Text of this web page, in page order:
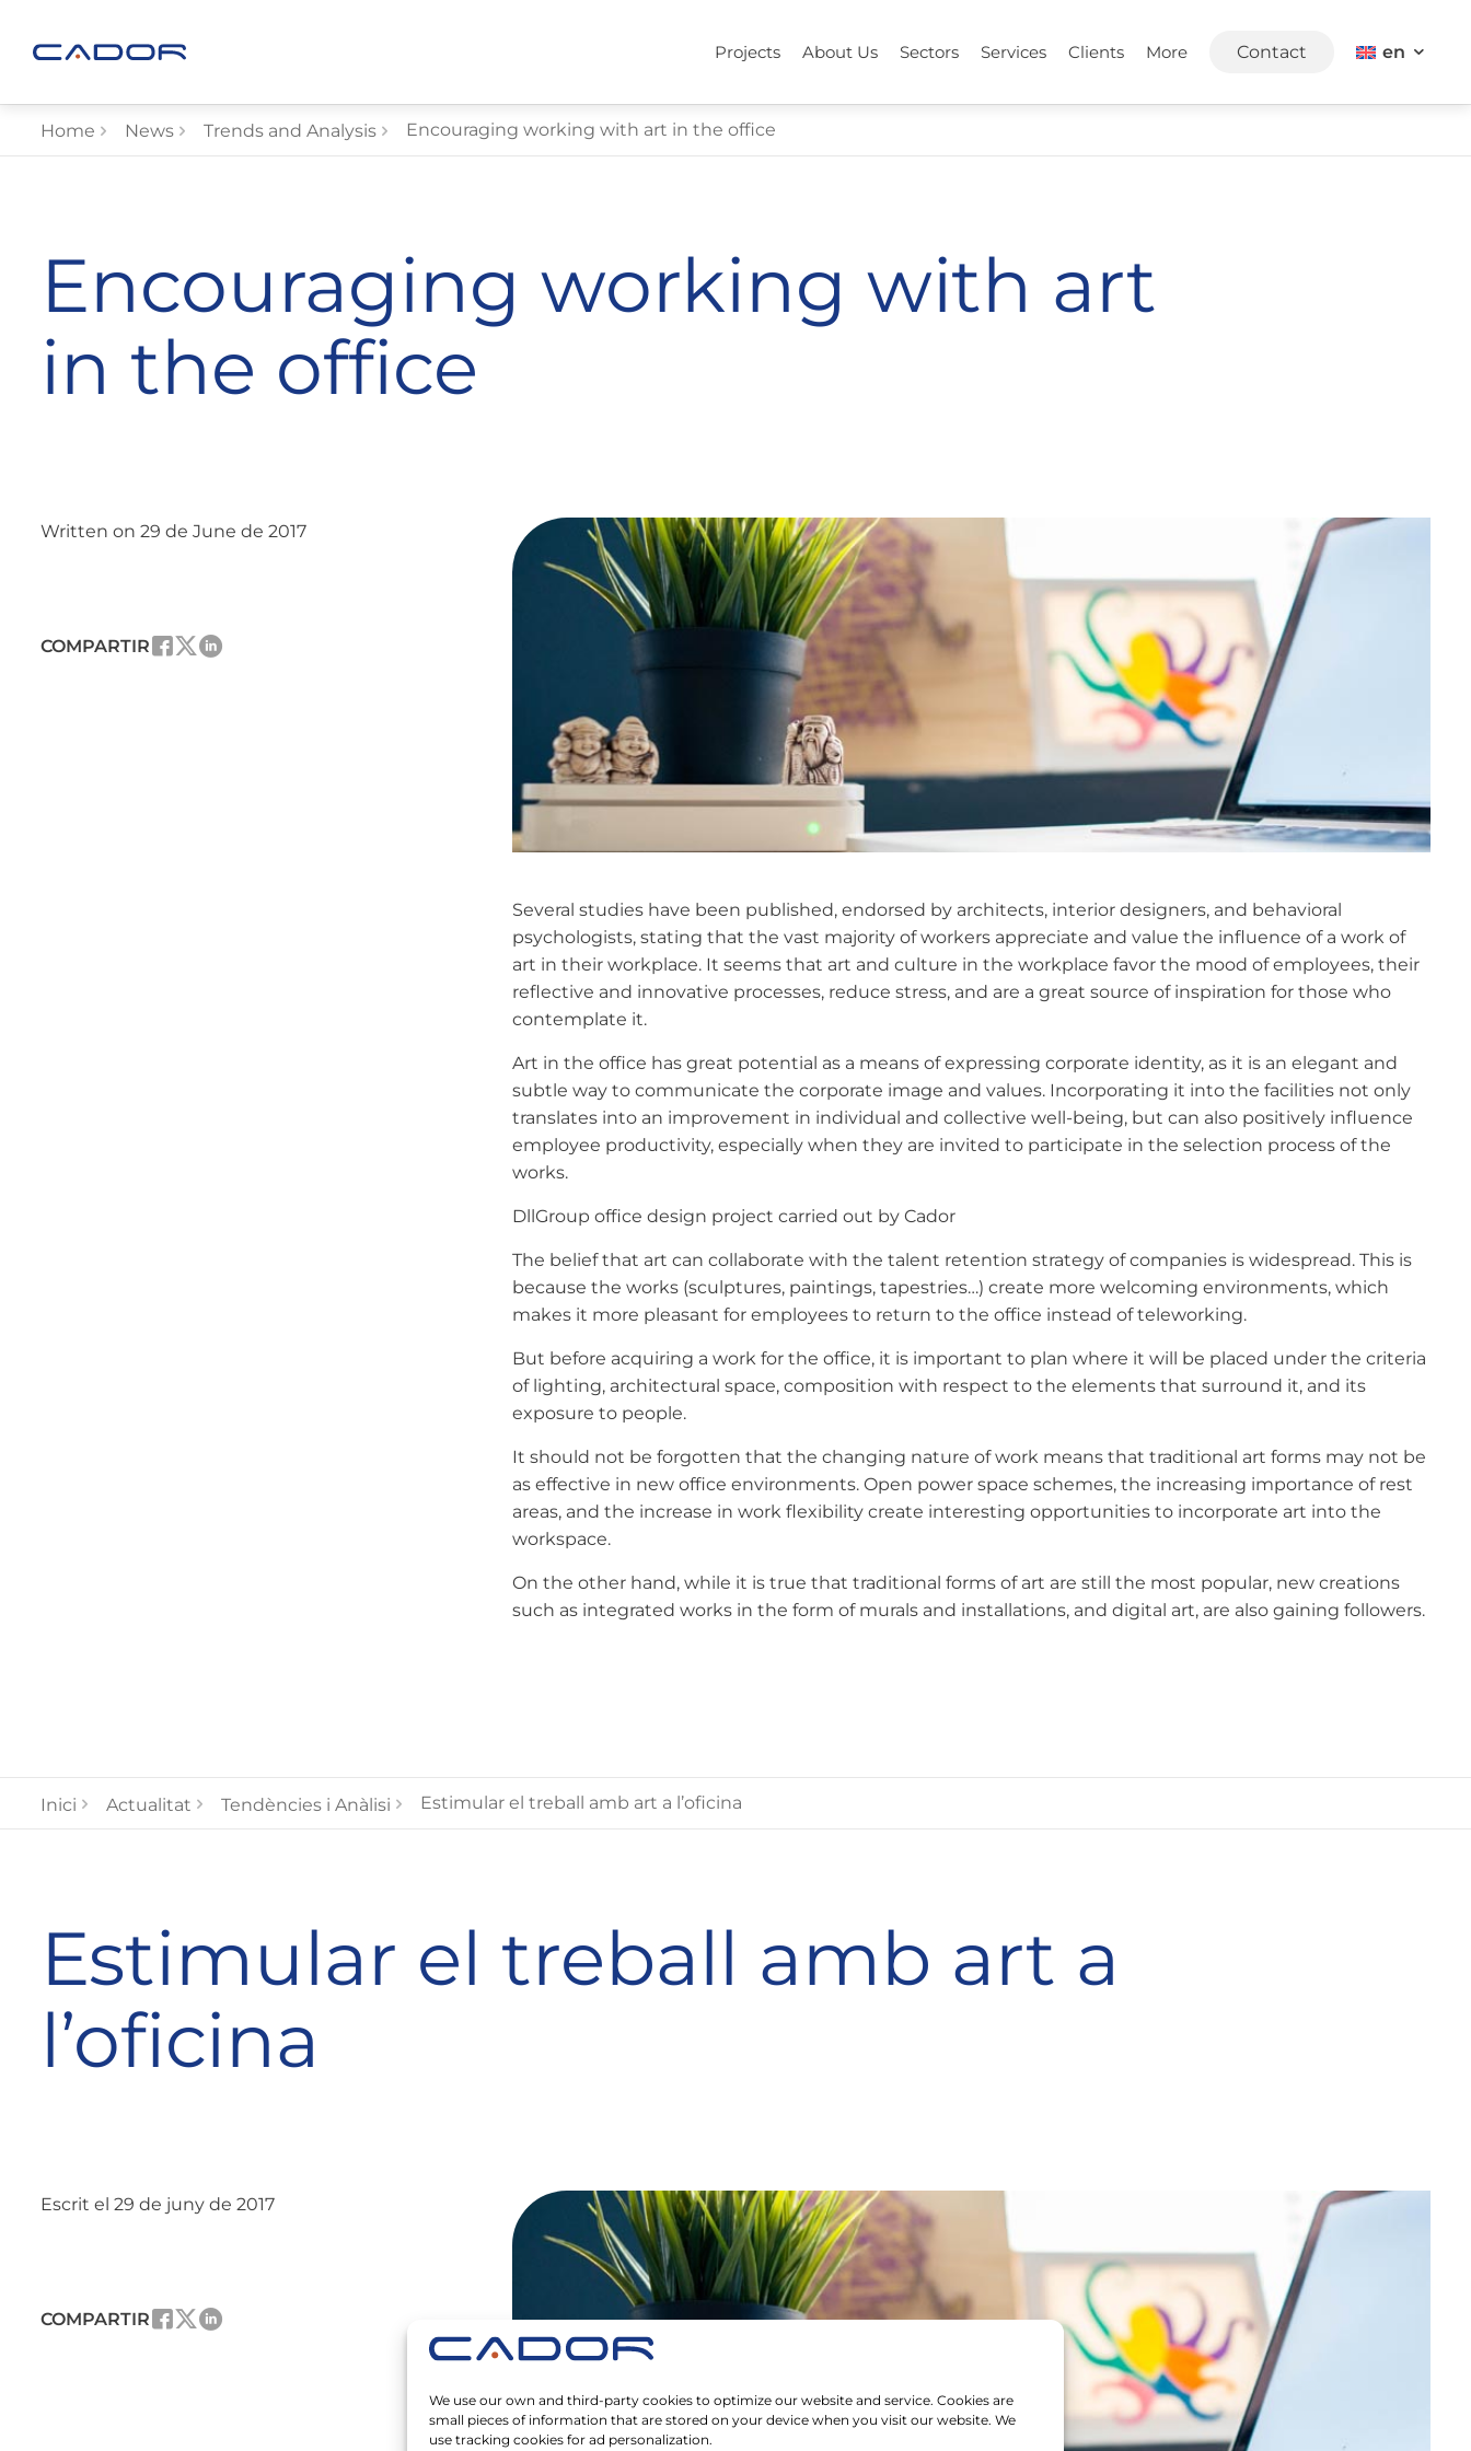
We use our own and third-party cookies to optimize our website and service. Cookies are
small pieces of information that are stored on your device when you visit our website. We
use tracking cookies for ad personalization.
Projects About Us Sectors Services Clients More Contact en
Home News Trends and Analysis Encouraging working with art in the office
Encouraging working with art
in the office
Written on 29 de June de 2017
COMPARTIR
Several studies have been published, endorsed by architects, interior designers, and behavioral
psychologists, stating that the vast majority of workers appreciate and value the influence of a work of
art in their workplace. It seems that art and culture in the workplace favor the mood of employees, their
reflective and innovative processes, reduce stress, and are a great source of inspiration for those who
contemplate it.
Art in the office has great potential as a means of expressing corporate identity, as it is an elegant and
subtle way to communicate the corporate image and values. Incorporating it into the facilities not only
translates into an improvement in individual and collective well-being, but can also positively influence
employee productivity, especially when they are invited to participate in the selection process of the
works.
DllGroupoffice design project carried out by Cador
The belief that art can collaborate with the talent retention strategy of companies is widespread. This is
because the works (sculptures, paintings, tapestries…) create more welcoming environments, which
makes it more pleasant for employees to return to the office instead of teleworking.
But before acquiring a work for the office, it is important to plan where it will be placed under the criteria
of lighting, architectural space, composition with respect to the elements that surround it, and its
exposure to people.
It should not be forgotten that the changing nature of work means that traditional art forms may not be
as effective in new office environments. Open power space schemes, the increasing importance of rest
areas, and the increase in work flexibility create interesting opportunities to incorporate art into the
workspace.
On the other hand, while it is true that traditional forms of art are still the most popular, new creations
such as integrated works in the form of murals and installations, and digital art, are also gaining followers.
Inici Actualitat Tendències i Anàlisi Estimular el treball amb art a l’oficina
Estimular el treball amb art a
l’oficina
Escrit el 29 de juny de 2017
COMPARTIR